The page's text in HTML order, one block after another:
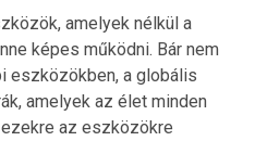
amelyek nélkül a
képes működni. Bár nem
eszközökben, a globális
amelyek az élet minden
az eszközökre